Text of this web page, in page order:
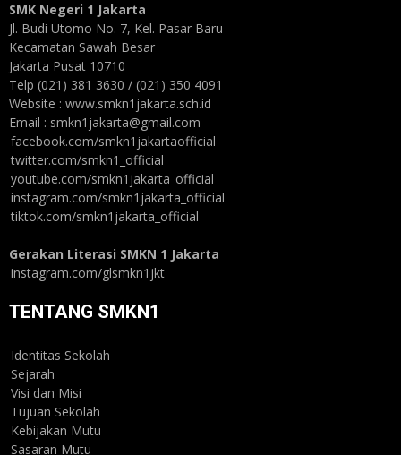
SMK Negeri 1 Jakarta
Jl. Budi Utomo No. 7, Kel. Pasar Baru
Kecamatan Sawah Besar
Jakarta Pusat 10710
Telp (021) 381 3630 / (021) 350 4091
Website : www.smkn1jakarta.sch.id
Email : smkn1jakarta@gmail.com
facebook.com/smkn1jakartaofficial
twitter.com/smkn1_official
youtube.com/smkn1jakarta_official
instagram.com/smkn1jakarta_official
tiktok.com/smkn1jakarta_official
Gerakan Literasi SMKN 1 Jakarta
instagram.com/glsmkn1jkt
TENTANG SMKN1
Identitas Sekolah
Sejarah
Visi dan Misi
Tujuan Sekolah
Kebijakan Mutu
Sasaran Mutu